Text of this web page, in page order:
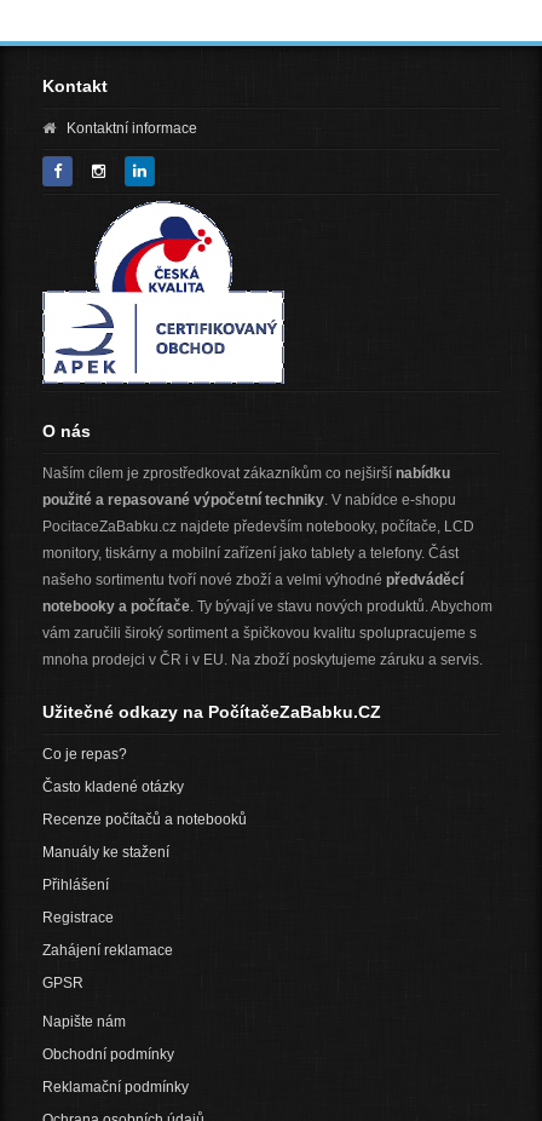
Kontakt
Kontaktní informace
O nás
Naším cílem je zprostředkovat zákazníkům co nejširší nabídku
použité a repasované výpočetní techniky. V nabídce e-shopu
PocitaceZaBabku.cz najdete především notebooky, počítače, LCD
monitory, tiskárny a mobilní zařízení jako tablety a telefony. Část
našeho sortimentu tvoří nové zboží a velmi výhodné předváděcí
notebooky a počítače. Ty bývají ve stavu nových produktů. Abychom
vám zaručili široký sortiment a špičkovou kvalitu spolupracujeme s
mnoha prodejci v ČR i v EU. Na zboží poskytujeme záruku a servis.
Užitečné odkazy na PočítačeZaBabku.CZ
Co je repas?
Často kladené otázky
Recenze počítačů a notebooků
Manuály ke stažení
Přihlášení
Registrace
Zahájení reklamace
GPSR
Napište nám
Obchodní podmínky
Reklamační podmínky